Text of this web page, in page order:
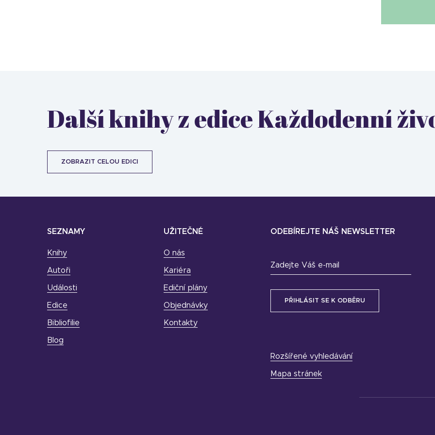
Další knihy z edice Každodenní
ZOBRAZIT CELOU EDICI
SEZNAMY
Knihy
Autoři
Události
Edice
Bibliofilie
Blog
UŽITEČNÉ
O nás
Kariéra
Ediční plány
Objednávky
Kontakty
ODEBÍREJTE NÁŠ NEWSLETTER
Zadejte Váš e-mail
Rozšířené vyhledávání
Mapa stránek